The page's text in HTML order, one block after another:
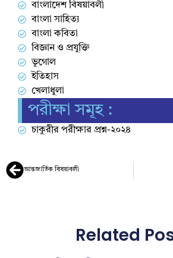
বাংলাদেশ বিষয়াবলী
বাংলা সাহিত্য
বাংলা কবিতা
বিজ্ঞান ও প্রযুক্তি
ভূগোল
ইতিহাস
খেলাধুলা
পরীক্ষা সমূহ :
চাকুরীর পরীক্ষার প্রশ্ন-২০২৪
আন্তজার্তিক বিষয়াবলী
Related